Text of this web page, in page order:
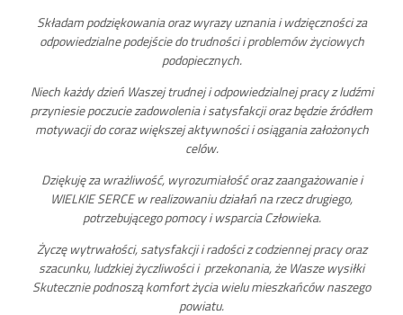
Składam podziękowania oraz wyrazy uznania i wdzięczności za
odpowiedzialne podejście do trudności i problemów życiowych
podopiecznych.
Niech każdy dzień Waszej trudnej i odpowiedzialnej pracy z ludźmi
przyniesie poczucie zadowolenia i satysfakcji oraz będzie źródłem
motywacji do coraz większej aktywności i osiągania założonych
celów.
Dziękuję za wrażliwość, wyrozumiałość oraz zaangażowanie i
WIELKIE SERCE w realizowaniu działań na rzecz drugiego,
potrzebującego pomocy i wsparcia Człowieka.
Życzę wytrwałości, satysfakcji i radości z codziennej pracy oraz
szacunku, ludzkiej życzliwości i przekonania, że Wasze wysiłki
Skutecznie podnoszą komfort życia wielu mieszkańców naszego
powiatu.